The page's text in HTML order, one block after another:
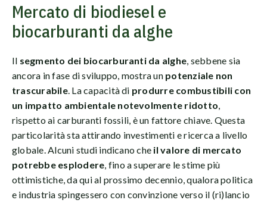
Mercato di biodiesel e
biocarburanti da alghe
Il segmento dei biocarburanti da alghe, sebbene sia
ancora in fase di sviluppo, mostra un potenziale non
trascurabile. La capacità di produrre combustibili con
un impatto ambientale notevolmente ridotto,
rispetto ai carburanti fossili, è un fattore chiave. Questa
particolarità sta attirando investimenti e ricerca a livello
globale. Alcuni studi indicano che il valore di mercato
potrebbe esplodere, fino a superare le stime più
ottimistiche, da qui al prossimo decennio, qualora politica
e industria spingessero con convinzione verso il (ri)lancio